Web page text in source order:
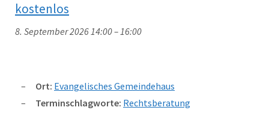
kostenlos
8. September 2026 14:00–16:00
Ort: Evangelisches Gemeindehaus
Terminschlagworte: Rechtsberatung